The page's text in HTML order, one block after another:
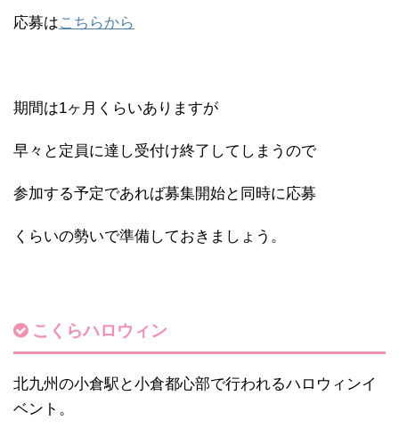
応募はこちらから
期間は1ヶ月くらいありますが
早々と定員に達し受付け終了してしまうので
参加する予定であれば募集開始と同時に応募
くらいの勢いで準備しておきましょう。
こくらハロウィン
北九州の小倉駅と小倉都心部で行われるハロウィンイ
ベント。